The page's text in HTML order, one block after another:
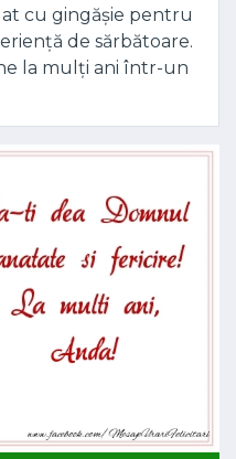
cu gingășie pentru
de sărbătoare.
la mulți ani într-un